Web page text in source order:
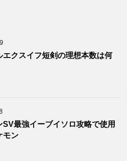
エクスイフ短剣の理想本数は何
SV最強イーブイソロ攻略で使用
モン